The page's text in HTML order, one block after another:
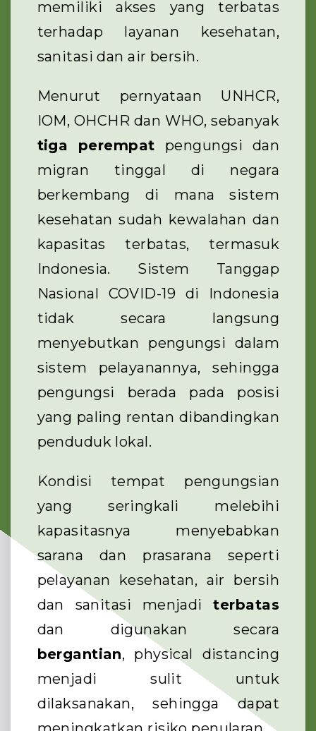
memiliki akses yang terbatas
terhadap layanan kesehatan,
sanitasi dan air bersih.
Menurut pernyataan UNHCR,
IOM, OHCHR dan WHO, sebanyak
tiga perempat pengungsi dan
migran tinggal di negara
berkembang di mana sistem
kesehatan sudah kewalahan dan
kapasitas terbatas, termasuk
Indonesia. Sistem Tanggap
Nasional COVID-19 di Indonesia
tidak secara langsung
menyebutkan pengungsi dalam
sistem pelayanannya, sehingga
pengungsi berada pada posisi
yang paling rentan dibandingkan
penduduk lokal.
Kondisi tempat pengungsian
yang seringkali melebihi
kapasitasnya menyebabkan
sarana dan prasarana seperti
pelayanan kesehatan, air bersih
dan sanitasi menjaditerbatas
dan digunakan secara
bergantian, physical distancing
menjadi sulit untuk
dilaksanakan, sehingga dapat